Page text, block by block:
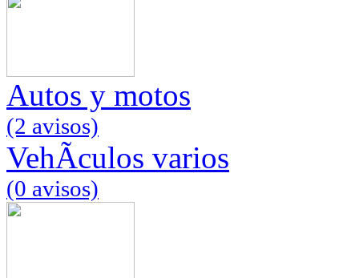
Autos y motos
(2 avisos)
VehÃ­culos varios
(0 avisos)